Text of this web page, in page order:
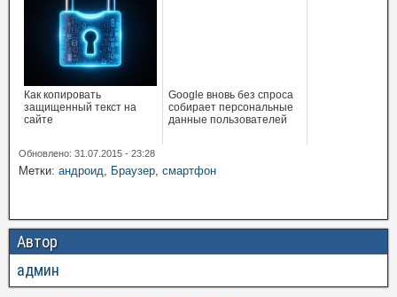
Как копировать
защищенный текст на
сайте
Google вновь без спроса
собирает персональные
данные пользователей
Обновлено: 31.07.2015 - 23:28
Метки: андроид, Браузер, смартфон
Автор
админ